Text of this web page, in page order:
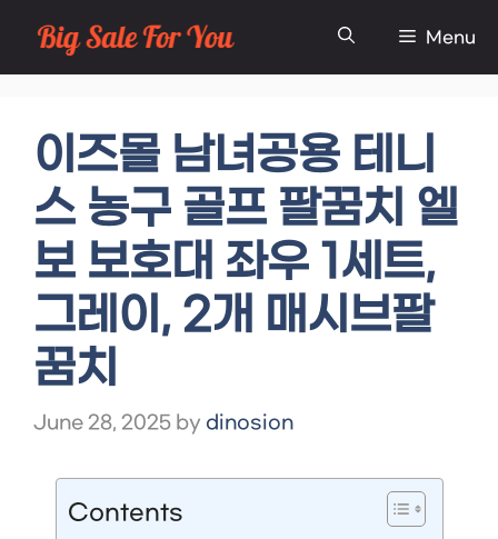
Skip
to
Menu
이즈몰 남녀공용 테니
스 농구 골프 팔꿈치 엘
보 보호대 좌우 1세트,
그레이, 2개 매시브팔
꿈치
June 28, 2025 by dinosion
Contents